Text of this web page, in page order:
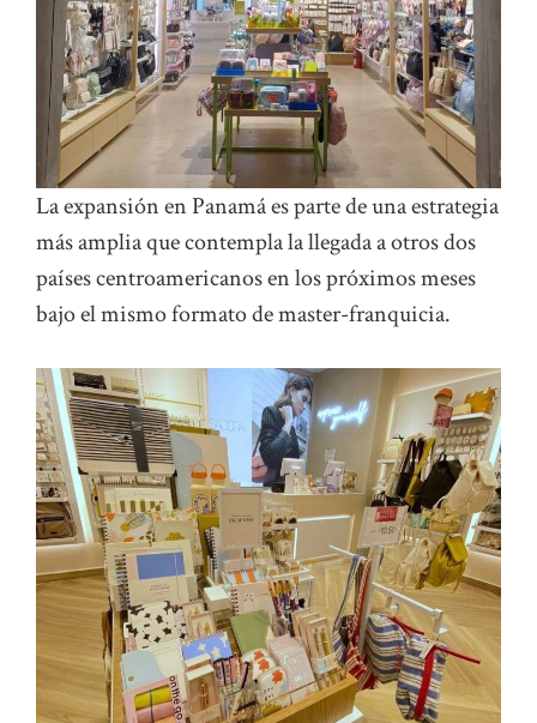
La expansión en Panamá es parte de una estrategia
más amplia que contempla la llegada a otros dos
países centroamericanos en los próximos meses
bajo el mismo formato de master-franquicia.